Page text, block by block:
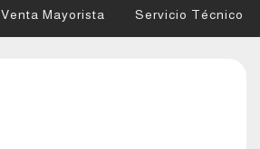
Venta Mayorista Servicio Técnico